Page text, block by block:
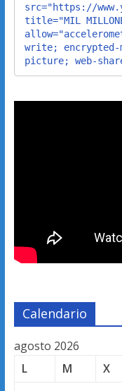
src="https://
title="MIL
write; encrypted-
picture; web-
Calendario
agosto 2026
L
M X